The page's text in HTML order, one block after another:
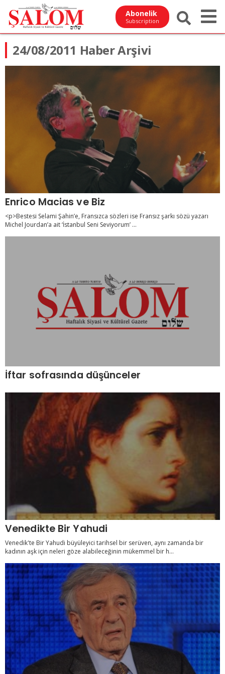
Abonelik
Subscription
24/08/2011 Haber Arşivi
Enrico Macias ve Biz
<p>Bestesi Selami Şahin’e, Fransızca sözleri ise Fransız şarkı sözü yazarı
Michel Jourdan’a ait ‘İstanbul Seni Seviyorum’ ...
İftar sofrasında düşünceler
Venedikte Bir Yahudi
Venedik'te Bir Yahudi büyüleyici tarihsel bir serüven, aynı zamanda bir
kadının aşk için neleri göze alabileceğinin mükemmel bir h...